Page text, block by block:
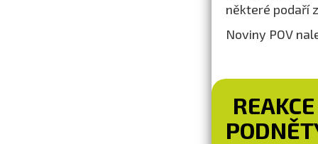
některé podaří
Noviny POV